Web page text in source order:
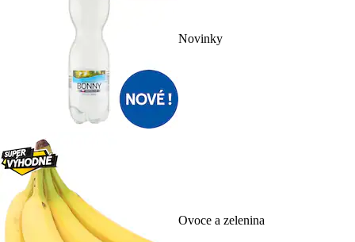
Novinky
Ovoce a zelenina